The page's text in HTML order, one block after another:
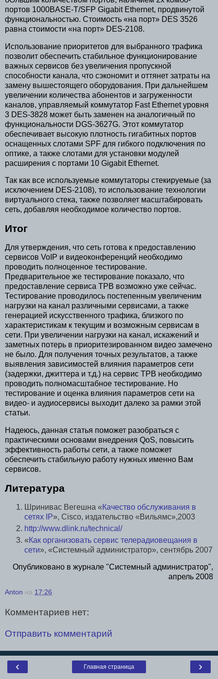
портов 1000BASE-T/SFP Gigabit Ethernet, продвинутой
функциональностью. Стоимость «на порт» DES 3526
равна стоимости «на порт» DES-2108.
Использование приоритетов для выбранного трафика
позволит обеспечить стабильное функционирование
важных сервисов без увеличения пропускной
способности канала, что сэкономит и оттянет затраты на
замену вышестоящего оборудования. При дальнейшем
увеличении количества абонентов и загруженности
каналов, управляемый коммутатор Fast Ethernet уровня
3 DES-3828 может быть заменен на аналогичный по
функциональности DGS-3627G. Этот коммутатор
обеспечивает высокую плотность гигабитных портов
оснащенных слотами SPF для гибкого подключения по
оптике, а также слотами для установки модулей
расширения с портами 10 Gigabit Ethernet.
Так как все используемые коммутаторы стекируемые (за
исключением DES-2108), то использование технологии
виртуального стека, также позволяет масштабировать
сеть, добавляя необходимое количество портов.
Итог
Для утверждения, что сеть готова к предоставлению
сервисов VoIP и видеоконференций необходимо
проводить полноценное тестирование.
Предварительное же тестирование показало, что
предоставление сервиса ТРВ возможно уже сейчас.
Тестирование проводилось постепенным увеличеним
нагрузки на канал различными сервисами, а также
генерацией искусственного трафика, близкого по
характеристикам к текущим и возможным сервисам в
сети. При увеличении нагрузки на канал, искажений и
заметных потерь в приоритезированном видео замечено
не было. Для получения точных результатов, а также
выявления зависимостей влияния параметров сети
(задержки, джиттера и т.д.) на сервис ТРВ необходимо
проводить полномасштабное тестирование. Но
тестирование и оценка влияния параметров сети на
видео- и аудиосервисы выходит далеко за рамки этой
статьи.
Надеюсь, данная статья поможет разобраться с
практическими основами внедрения QoS, повысить
эффективность работы сети, а также поможет
обеспечить стабильную работу нужных именно Вам
сервисов.
Литература
Шринивас Вегешна «Качество обслуживания в
сетях IP», Cisco, издательство «Вильямс»,2003
http://www.dlink.ru/technical/
«Как организовать сервис телерадиовещания в
сети», «Системный администратор», сентябрь 2007
Опубликовано в журнале "Системный администратор",
апрель 2008
Anton на 17:26
Комментариев нет:
Отправить комментарий
‹ ›
Главная страница